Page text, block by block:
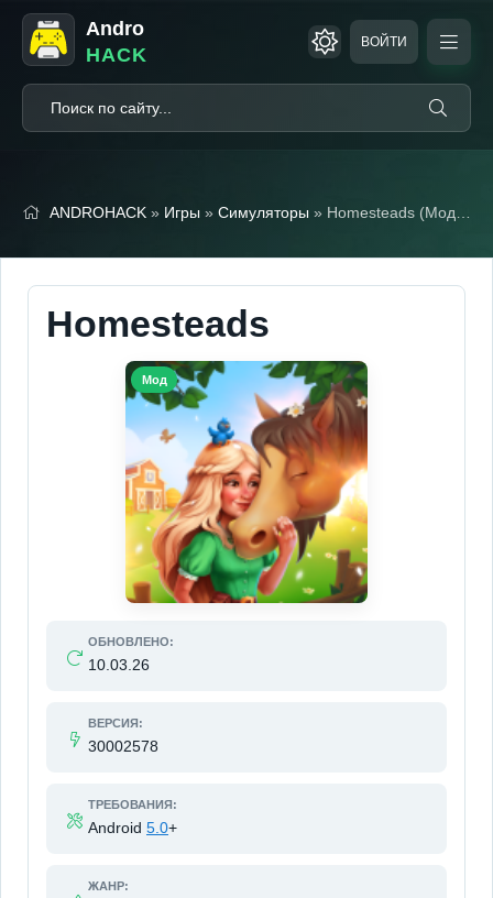
Andro
HACK
ВОЙТИ
ANDROHACK » Игры » Симуляторы » Homesteads (Мод, Много денег)
Homesteads
ОБНОВЛЕНО:
10.03.26
ВЕРСИЯ:
30002578
ТРЕБОВАНИЯ:
Android 5.0+
ЖАНР:
Мод